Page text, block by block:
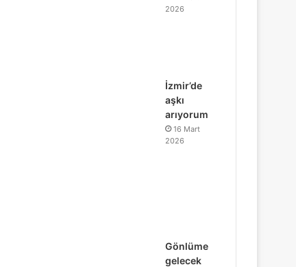
2026
İzmir’de
aşkı
arıyorum
16 Mart
2026
Gönlüme
gelecek